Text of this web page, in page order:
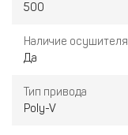
500
Наличие осушителя
Да
Тип привода
Poly-V